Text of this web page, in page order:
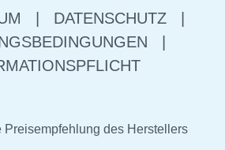
DATENSCHUTZ
Preisempfehlung des Herstellers